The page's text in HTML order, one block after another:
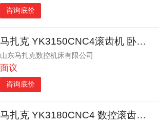
咨询底价
马扎克 YK3150CNC4滚齿机 卧式重型机床 量体定做 全国联保 操作简单
山东马扎克数控机床有限公司
面议
咨询底价
马扎克 YK3180CNC4 数控滚齿机 齿轮加工机床 平齿 斜齿重型